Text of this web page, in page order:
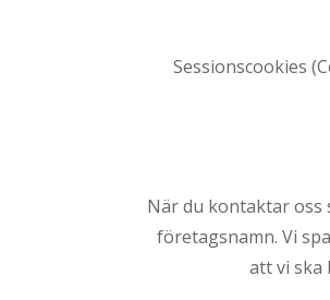
Sessionscookies
När du kontaktar oss
företagsnamn. Vi
att vi ska